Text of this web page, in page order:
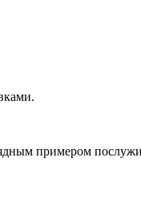
примером